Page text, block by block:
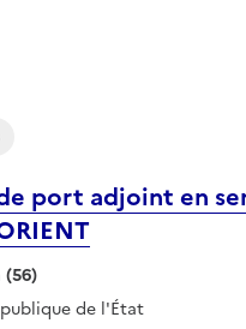
port adjoint en
:
(56)
:de l'État